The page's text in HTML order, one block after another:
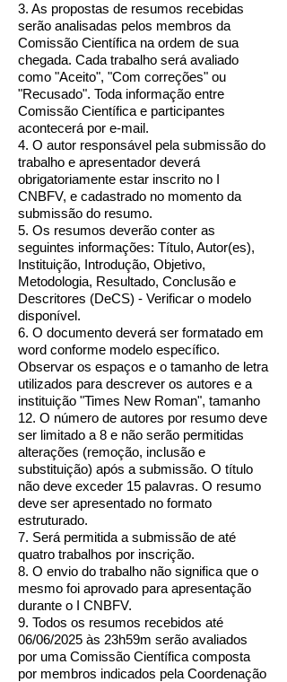
3. As propostas de resumos recebidas
serão analisadas pelos membros da
Comissão Científica na ordem de sua
chegada. Cada trabalho será avaliado
como "Aceito", "Com correções" ou
"Recusado". Toda informação entre
Comissão Científica e participantes
acontecerá por e-mail.
4. O autor responsável pela submissão do
trabalho e apresentador deverá
obrigatoriamente estar inscrito no I
CNBFV, e cadastrado no momento da
submissão do resumo.
5. Os resumos deverão conter as
seguintes informações: Título, Autor(es),
Instituição, Introdução, Objetivo,
Metodologia, Resultado, Conclusão e
Descritores (DeCS) - Verificar o modelo
disponível.
6. O documento deverá ser formatado em
word conforme modelo específico.
Observar os espaços e o tamanho de letra
utilizados para descrever os autores e a
instituição "Times New Roman", tamanho
12. O número de autores por resumo deve
ser limitado a 8 e não serão permitidas
alterações (remoção, inclusão e
substituição) após a submissão. O título
não deve exceder 15 palavras. O resumo
deve ser apresentado no formato
estruturado.
7. Será permitida a submissão de até
quatro trabalhos por inscrição.
8. O envio do trabalho não significa que o
mesmo foi aprovado para apresentação
durante o I CNBFV.
9. Todos os resumos recebidos até
06/06/2025 às 23h59m serão avaliados
por uma Comissão Científica composta
por membros indicados pela Coordenação